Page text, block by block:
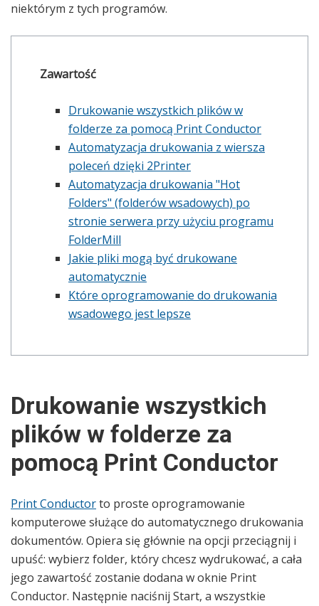
niektórym z tych programów.
Zawartość
Drukowanie wszystkich plików w
folderze za pomocą Print Conductor
Automatyzacja drukowania z wiersza
poleceń dzięki 2Printer
Automatyzacja drukowania "Hot
Folders" (folderów wsadowych) po
stronie serwera przy użyciu programu
FolderMill
Jakie pliki mogą być drukowane
automatycznie
Które oprogramowanie do drukowania
wsadowego jest lepsze
Drukowanie wszystkich
plików w folderze za
pomocą Print Conductor
Print Conductorto proste oprogramowanie
komputerowe służące do automatycznego drukowania
dokumentów. Opiera się głównie na opcji przeciągnij i
upuść: wybierz folder, który chcesz wydrukować, a cała
jego zawartość zostanie dodana w oknie Print
Conductor. Następnie naciśnij Start, a wszystkie